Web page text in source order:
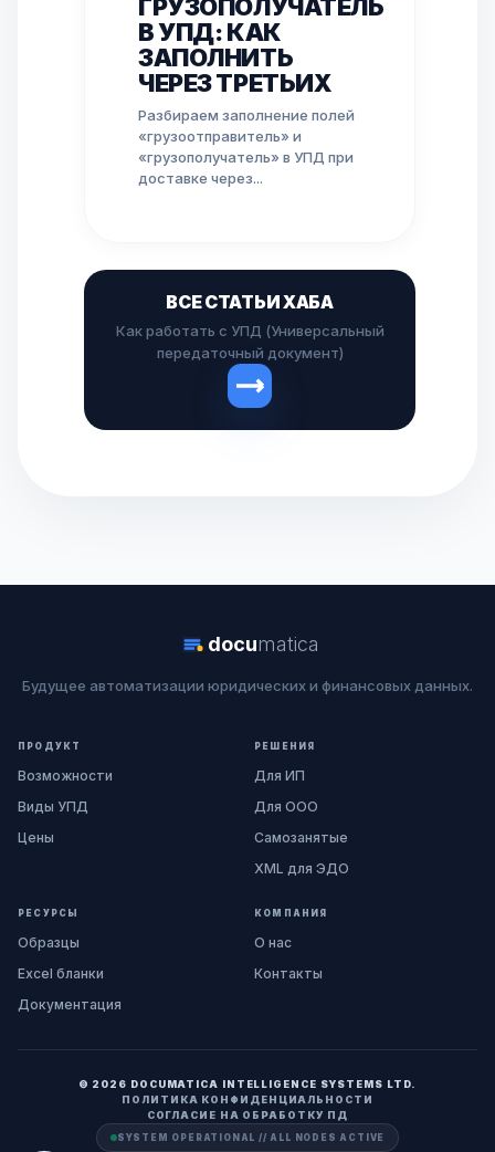
ГРУЗОПОЛУЧАТЕЛЬ
В УПД: КАК
ЗАПОЛНИТЬ
ЧЕРЕЗ ТРЕТЬИХ
Разбираем заполнение полей
«грузоотправитель» и
«грузополучатель» в УПД при
доставке через...
ВСЕ СТАТЬИ ХАБА
Как работать с УПД (Универсальный
передаточный документ)
documatica
Будущее автоматизации юридических и финансовых данных.
ПРОДУКТ
Возможности
Виды УПД
Цены
РЕШЕНИЯ
Для ИП
Для ООО
Самозанятые
XML для ЭДО
РЕСУРСЫ
Образцы
Excel бланки
Документация
КОМПАНИЯ
О нас
Контакты
© 2026 DOCUMATICA INTELLIGENCE SYSTEMS LTD.
ПОЛИТИКА КОНФИДЕНЦИАЛЬНОСТИ
СОГЛАСИЕ НА ОБРАБОТКУ ПД
SYSTEM OPERATIONAL // ALL NODES ACTIVE